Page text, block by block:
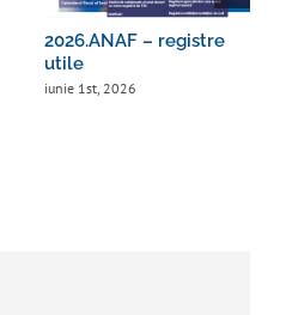
2026.ANAF – registre
utile
iunie 1st, 2026